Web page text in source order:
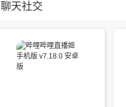
聊天社交